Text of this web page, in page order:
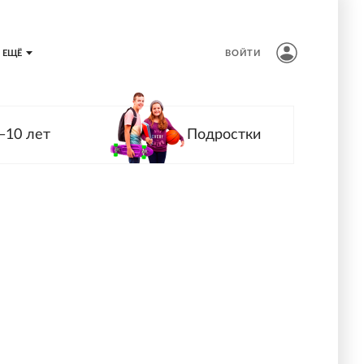
ЕЩЁ ВОЙТИ
лет Подростки